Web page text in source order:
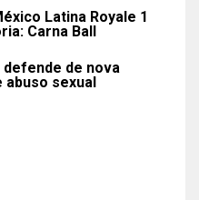
Latina Royale 1
Carna Ball
defende de nova
abuso sexual